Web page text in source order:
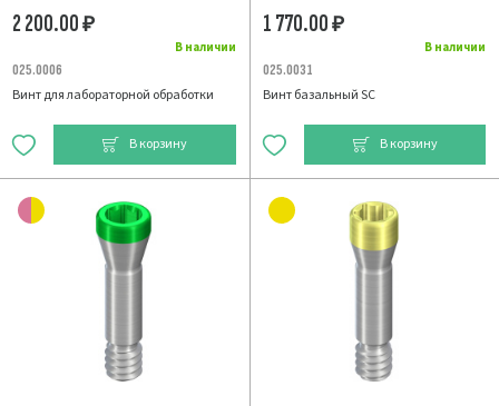
В наличии
2 200.00₽
025.0006
Винт для лабораторной обработки
В корзину
В наличии
1 770.00₽
025.0031
Винт базальный SC
В корзину